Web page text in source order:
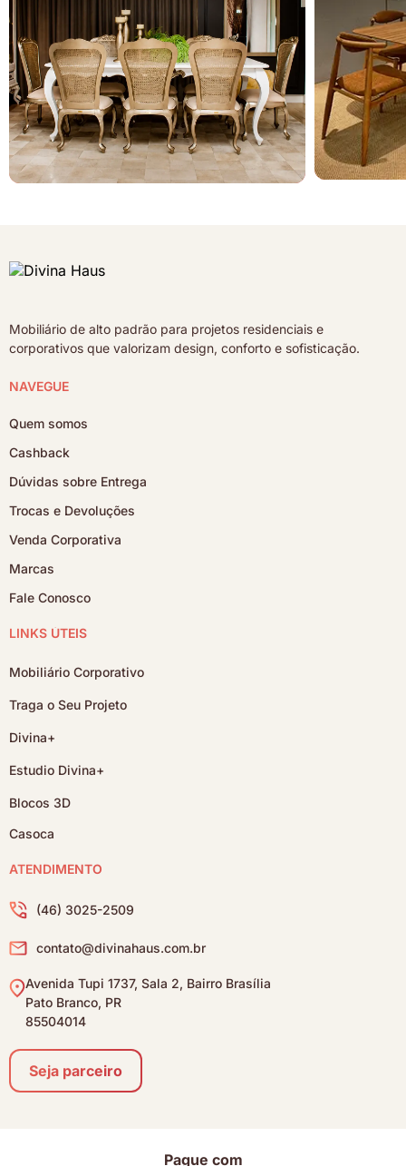
Mobiliário de alto padrão para projetos residenciais e
corporativos que valorizam design, conforto e sofisticação.
NAVEGUE
Quem somos
Cashback
Dúvidas sobre Entrega
Trocas e Devoluções
Venda Corporativa
Marcas
Fale Conosco
LINKS ÚTEIS
Mobiliário Corporativo
Traga o Seu Projeto
Divina+
Estudio Divina+
Blocos 3D
Casoca
ATENDIMENTO
(46) 3025-2509
contato@divinahaus.com.br
Avenida Tupi 1737, Sala 2, Bairro Brasília
Pato Branco, PR
85504014
Seja parceiro
Pague com